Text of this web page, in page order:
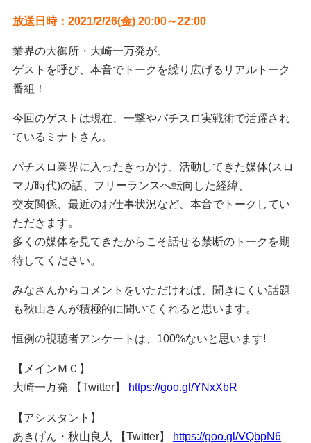
放送日時：2021/2/26(金) 20:00～22:00
業界の大御所・大崎一万発が、
ゲストを呼び、本音でトークを繰り広げるリアルトーク
番組！
今回のゲストは現在、一撃やパチスロ実戦術で活躍され
ているミナトさん。
パチスロ業界に入ったきっかけ、活動してきた媒体(スロ
マガ時代)の話、フリーランスへ転向した経緯、
交友関係、最近のお仕事状況など、本音でトークしてい
ただきます。
多くの媒体を見てきたからこそ話せる禁断のトークを期
待してください。
みなさんからコメントをいただければ、聞きにくい話題
も秋山さんが積極的に聞いてくれると思います。
恒例の視聴者アンケートは、100%ないと思います!
【メインＭＣ】
大崎一万発 【Twitter】
https://goo.gl/YNxXbR
【アシスタント】
あきげん・秋山良人 【Twitter】 https://goo.gl/VQbpN6